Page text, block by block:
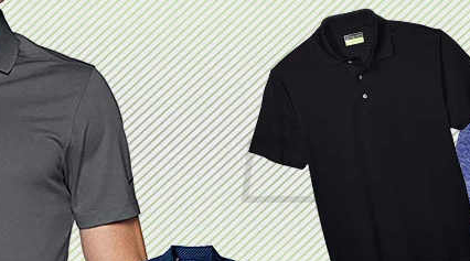
Chưa có sản phẩm trong giỏ hàng.